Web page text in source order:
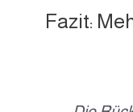
Fazit: